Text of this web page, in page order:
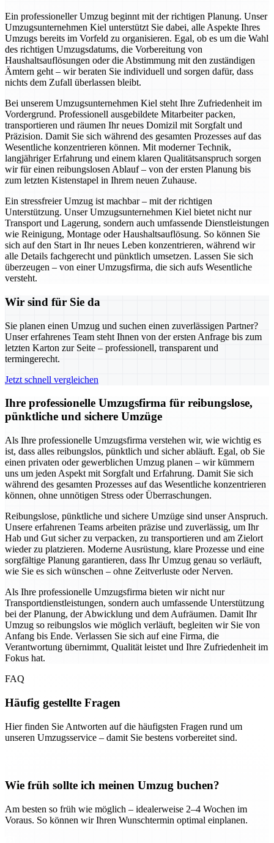
Ein professioneller Umzug beginnt mit der richtigen Planung. Unser
Umzugsunternehmen Kiel unterstützt Sie dabei, alle Aspekte Ihres
Umzugs bereits im Vorfeld zu organisieren. Egal, ob es um die Wahl
des richtigen Umzugsdatums, die Vorbereitung von
Haushaltsauflösungen oder die Abstimmung mit den zuständigen
Ämtern geht – wir beraten Sie individuell und sorgen dafür, dass
nichts dem Zufall überlassen bleibt.
Bei unserem Umzugsunternehmen Kiel steht Ihre Zufriedenheit im
Vordergrund. Professionell ausgebildete Mitarbeiter packen,
transportieren und räumen Ihr neues Domizil mit Sorgfalt und
Präzision. Damit Sie sich während des gesamten Prozesses auf das
Wesentliche konzentrieren können. Mit moderner Technik,
langjähriger Erfahrung und einem klaren Qualitätsanspruch sorgen
wir für einen reibungslosen Ablauf – von der ersten Planung bis
zum letzten Kistenstapel in Ihrem neuen Zuhause.
Ein stressfreier Umzug ist machbar – mit der richtigen
Unterstützung. Unser Umzugsunternehmen Kiel bietet nicht nur
Transport und Lagerung, sondern auch umfassende Dienstleistungen
wie Reinigung, Montage oder Haushaltsauflösung. So können Sie
sich auf den Start in Ihr neues Leben konzentrieren, während wir
alle Details fachgerecht und pünktlich umsetzen. Lassen Sie sich
überzeugen – von einer Umzugsfirma, die sich aufs Wesentliche
versteht.
Wir sind für Sie da
Sie planen einen Umzug und suchen einen zuverlässigen Partner?
Unser erfahrenes Team steht Ihnen von der ersten Anfrage bis zum
letzten Karton zur Seite – professionell, transparent und
termingerecht.
Jetzt schnell vergleichen
Ihre professionelle Umzugsfirma für reibungslose,
pünktliche und sichere Umzüge
Als Ihre professionelle Umzugsfirma verstehen wir, wie wichtig es
ist, dass alles reibungslos, pünktlich und sicher abläuft. Egal, ob Sie
einen privaten oder gewerblichen Umzug planen – wir kümmern
uns um jeden Aspekt mit Sorgfalt und Erfahrung. Damit Sie sich
während des gesamten Prozesses auf das Wesentliche konzentrieren
können, ohne unnötigen Stress oder Überraschungen.
Reibungslose, pünktliche und sichere Umzüge sind unser Anspruch.
Unsere erfahrenen Teams arbeiten präzise und zuverlässig, um Ihr
Hab und Gut sicher zu verpacken, zu transportieren und am Zielort
wieder zu platzieren. Moderne Ausrüstung, klare Prozesse und eine
sorgfältige Planung garantieren, dass Ihr Umzug genau so verläuft,
wie Sie es sich wünschen – ohne Zeitverluste oder Nerven.
Als Ihre professionelle Umzugsfirma bieten wir nicht nur
Transportdienstleistungen, sondern auch umfassende Unterstützung
bei der Planung, der Abwicklung und dem Aufräumen. Damit Ihr
Umzug so reibungslos wie möglich verläuft, begleiten wir Sie von
Anfang bis Ende. Verlassen Sie sich auf eine Firma, die
Verantwortung übernimmt, Qualität leistet und Ihre Zufriedenheit im
Fokus hat.
FAQ
Häufig gestellte Fragen
Hier finden Sie Antworten auf die häufigsten Fragen rund um
unseren Umzugsservice – damit Sie bestens vorbereitet sind.
Wie früh sollte ich meinen Umzug buchen?
Am besten so früh wie möglich – idealerweise 2–4 Wochen im
Voraus. So können wir Ihren Wunschtermin optimal einplanen.